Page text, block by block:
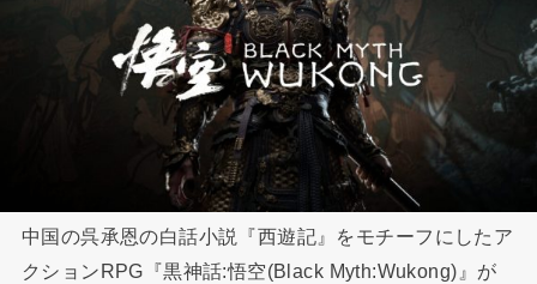
中国の呉承恩の白話小説『西遊記』をモチーフにしたア
クションRPG『黒神話:悟空(Black Myth:Wukong)』が